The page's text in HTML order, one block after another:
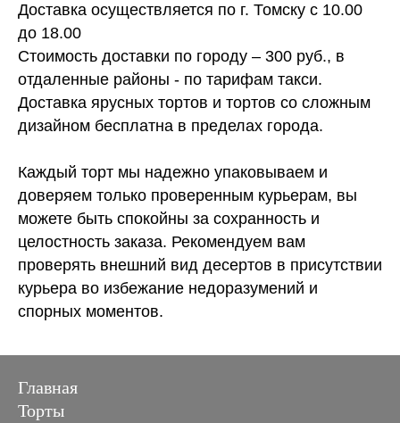
Доставка осуществляется по г. Томску с 10.00
до 18.00
Стоимость доставки по городу – 300 руб., в
отдаленные районы - по тарифам такси.
Доставка ярусных тортов и тортов со сложным
дизайном бесплатна в пределах города.
Каждый торт мы надежно упаковываем и
доверяем только проверенным курьерам, вы
можете быть спокойны за сохранность и
целостность заказа. Рекомендуем вам
проверять внешний вид десертов в присутствии
курьера во избежание недоразумений и
спорных моментов.
Главная
Торты